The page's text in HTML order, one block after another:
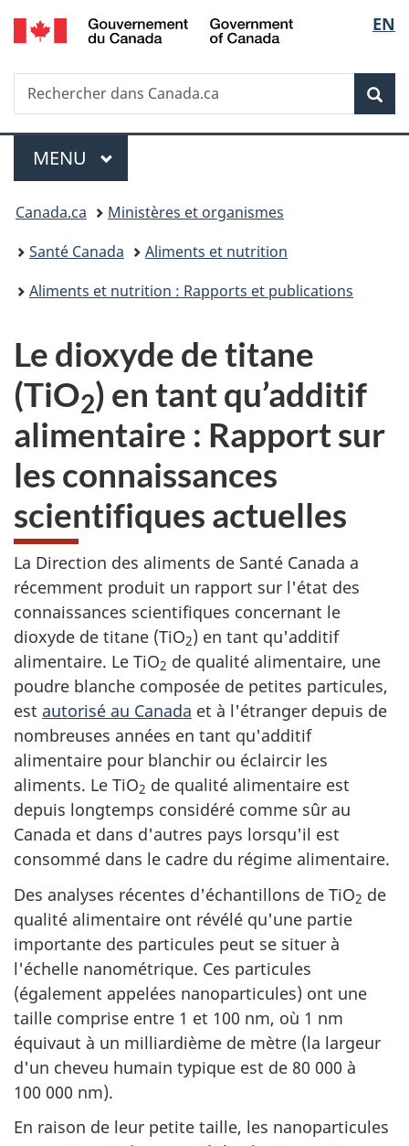
Passer
au
principal
Passer
à
Au
du
Passer
à
version
simplifiée
de
la
EN
Recherche
Rechercher
dans
Menu
MENU PRINCIPAL
Vous
êtes
ici :
Canada.ca
Ministères et organismes
Santé Canada
Aliments et nutrition
Aliments et nutrition : Rapports et publications
Le dioxyde de titane
(TiO2) en tant qu’additif
alimentaire : Rapport sur
les connaissances
scientifiques actuelles
La Direction des aliments de Santé Canada a
récemment produit un rapport sur l'état des
connaissances scientifiques concernant le
dioxyde de titane (TiO2) en tant qu'additif
alimentaire. Le TiO2 de qualité alimentaire, une
poudre blanche composée de petites particules,
est autorisé au Canada et à l'étranger depuis de
nombreuses années en tant qu'additif
alimentaire pour blanchir ou éclaircir les
aliments. Le TiO2 de qualité alimentaire est
depuis longtemps considéré comme sûr au
Canada et dans d'autres pays lorsqu'il est
consommé dans le cadre du régime alimentaire.
Des analyses récentes d'échantillons de TiO2 de
qualité alimentaire ont révélé qu'une partie
importante des particules peut se situer à
l'échelle nanométrique. Ces particules
(également appelées nanoparticules) ont une
taille comprise entre 1 et 100 nm, où 1 nm
équivaut à un milliardième de mètre (la largeur
d'un cheveu humain typique est de 80 000 à
100 000 nm).
En raison de leur petite taille, les nanoparticules